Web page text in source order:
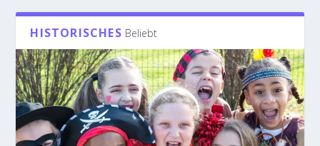
HISTORISCHES Beliebt